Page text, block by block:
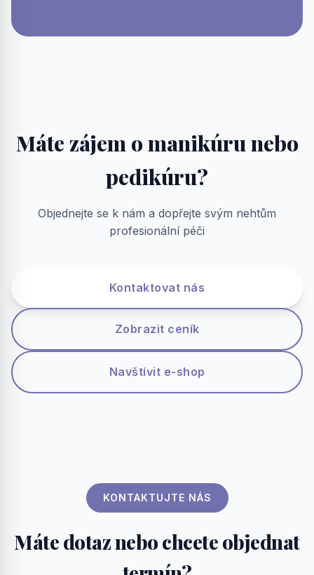
Máte zájem o manikúru nebo
pedikúru?
Objednejte se k nám a dopřejte svým nehtům
profesionální péči
Kontaktovat nás
Zobrazit ceník
Navštívit e-shop
KONTAKTUJTE NÁS
Máte dotaz nebo chcete objednat